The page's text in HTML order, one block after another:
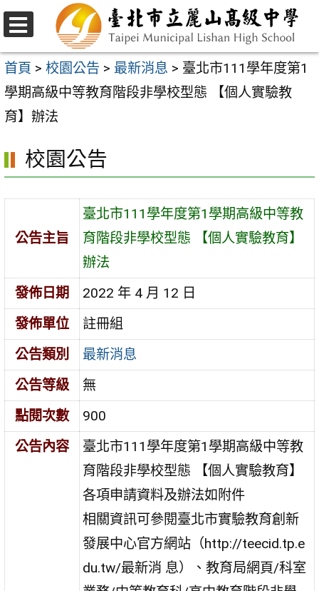
跳
至
主
要
內
區
選
單
首頁 > 校園公告 > 最新消息 > 臺北市111學年度第1
學期高級中等教育階段非學校型態 【個人實驗教
育】辦法
校園公告
公告主旨
臺北市111學年度第1學期高級中等教
育階段非學校型態 【個人實驗教育】
辦法
發佈日期
2022 年 4 月 12 日
發佈單位
註冊組
公告類別
最新消息
公告等級
無
點閱次數
900
公告內容
臺北市111學年度第1學期高級中等教
育階段非學校型態 【個人實驗教育】
各項申請資料及辦法如附件
相關資訊可參閱臺北市實驗教育創新
發展中心官方網站（http://teecid.tp.e
du.tw/最新消 息）、教育局網頁/科室